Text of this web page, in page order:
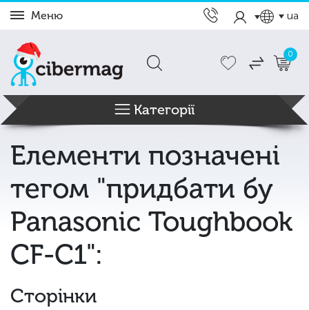
Меню ua
0
Категорії
Елементи позначені
тегом "придбати бу
Panasonic Toughbook
CF-C1":
Сторінки